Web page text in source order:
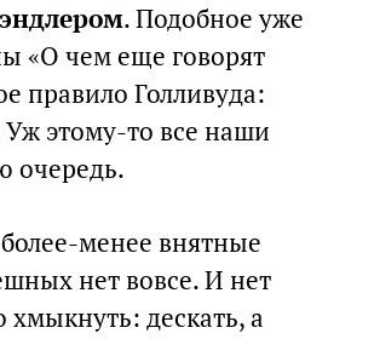
. Подобное уже
«О чем еще говорят
правило Голливуда:
этому-то все наши
очередь.
менее внятные
нет вовсе. И нет
дескать, а